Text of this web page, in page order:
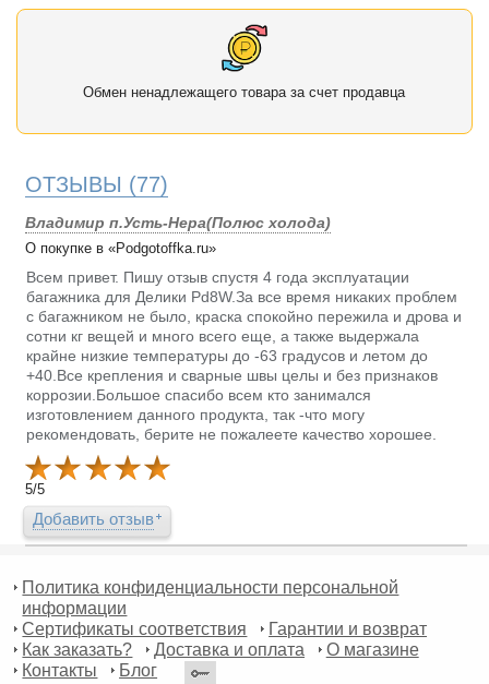
Обмен ненадлежащего товара за счет продавца
ОТЗЫВЫ (77)
Владимир п.Усть-Нера(Полюс холода)
О покупке в «Podgotoffka.ru»
Всем привет. Пишу отзыв спустя 4 года эксплуатации
багажника для Делики Pd8W.За все время никаких проблем
с багажником не было, краска спокойно пережила и дрова и
сотни кг вещей и много всего еще, а также выдержала
крайне низкие температуры до -63 градусов и летом до
+40.Все крепления и сварные швы целы и без признаков
коррозии.Большое спасибо всем кто занимался
изготовлением данного продукта, так -что могу
рекомендовать, берите не пожалеете качество хорошее.
5/5
Добавить отзыв
Политика конфиденциальности персональной
информации
Сертификаты соответствия
Гарантии и возврат
Как заказать?
Доставка и оплата
О магазине
Контакты
Блог